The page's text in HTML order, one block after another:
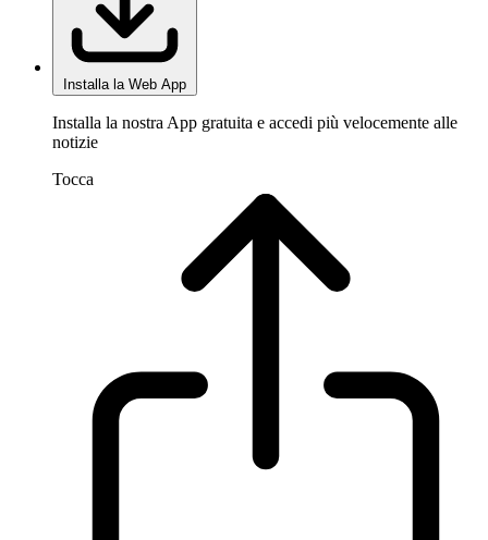
Installa la Web App
Installa la nostra App gratuita e accedi più velocemente alle
notizie
Tocca